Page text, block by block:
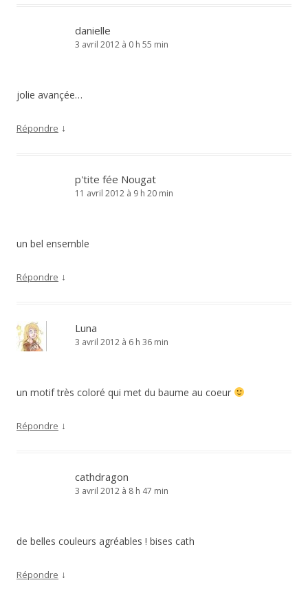
danielle
3 avril 2012 à 0 h 55 min
jolie avançée…
Répondre ↓
p'tite fée Nougat
11 avril 2012 à 9 h 20 min
un bel ensemble
Répondre ↓
Luna
3 avril 2012 à 6 h 36 min
un motif très coloré qui met du baume au coeur
Répondre ↓
cathdragon
3 avril 2012 à 8 h 47 min
de belles couleurs agréables ! bises cath
Répondre ↓